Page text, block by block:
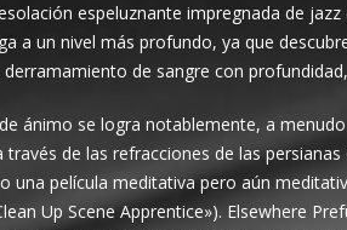
espeluznante impregnada de
a un nivel más profundo, ya que
de sangre con
ánimo se logra notablemente, a
de las refracciones de las
una película meditativa pero aún
Up Scene Apprentice»). Elsewhere